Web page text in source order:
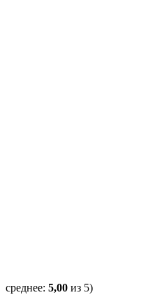
среднее: 5,00 из 5)